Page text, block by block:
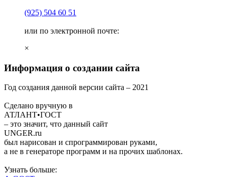
(925) 504 60 51
или по электронной почте:
×
Информация о создании сайта
Год создания данной версии сайта – 2021
Сделано вручную в
АТЛАНТ•ГОСТ
– это значит, что данный сайт
UNGER.ru
был нарисован и спрограммирован руками,
а не в генераторе программ и на прочих шаблонах.
Узнать больше: